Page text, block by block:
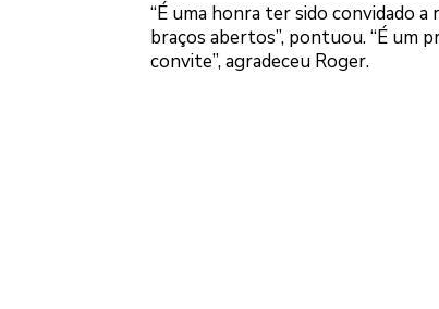
“É uma honra ter sido convidado
braços abertos”, pontuou. “É um
convite”, agradeceu Roger.